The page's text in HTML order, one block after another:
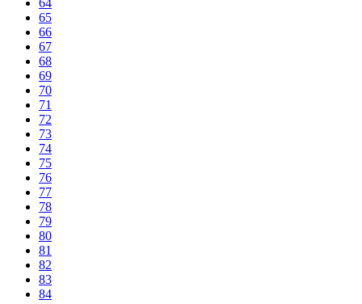
65
66
67
68
69
70
71
72
73
74
75
76
77
78
79
80
81
82
83
84